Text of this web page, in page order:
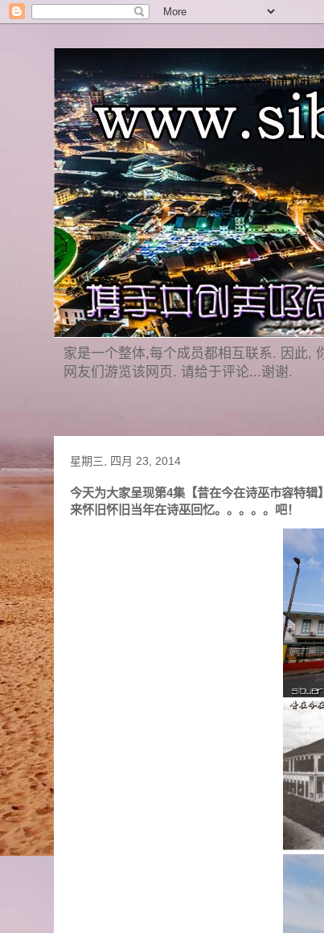
家是一个整体,每个成员都相互联系. 因此,
网友们游览该网页. 请给于评论...谢谢.
星期三, 四月 23, 2014
今天为大家呈现第4集【昔在今在诗巫市容特
来怀旧怀旧当年在诗巫回忆。。。。。吧！